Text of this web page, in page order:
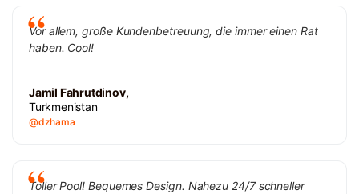
Vor allem, große Kundenbetreuung, die immer einen Rat
haben. Cool!
Jamil Fahrutdinov,
Turkmenistan
@dzhama
Toller Pool! Bequemes Design. Nahezu 24/7 schneller